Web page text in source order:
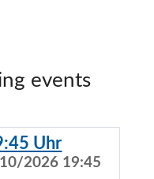
events
Uhr
2026 19:45